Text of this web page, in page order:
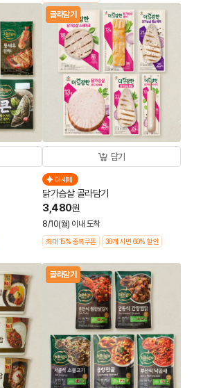
골라담기
담기
더세페
닭가슴살 골라담기
3,480원
8/10(월) 이내 도착
최대 15% 중복쿠폰 30개 사면 60% 할인
골라담기